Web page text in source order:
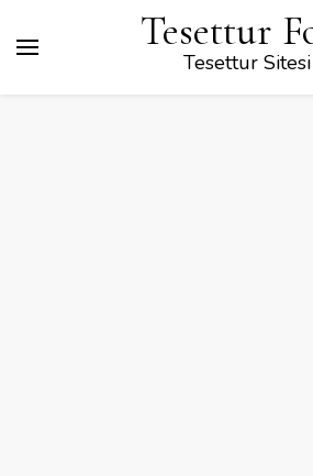
Tesettur
Tesettur Sitesi